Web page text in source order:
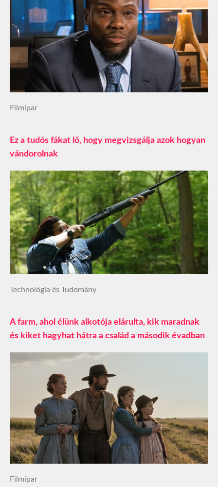
Filmipar
Ez a tudós fákat lő, hogy megvizsgálja azok hogyan
vándorolnak
Technológia és Tudomány
A farm, ahol élünk alkotója elárulta, kik maradnak
és kiket hagyhat hátra a család a második évadban
Filmipar